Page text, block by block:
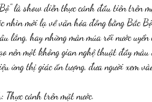
là show diễn thực cảnh đầu tiên trên
nhìn mới lạ về văn hóa đồng bằng Bắc
lắng, hay những màn múa rối nước
nên một không gian nghệ thuật đầy
ứng thị giác ấn tượng, đưa người xem
Thực cảnh trên mặt nước.